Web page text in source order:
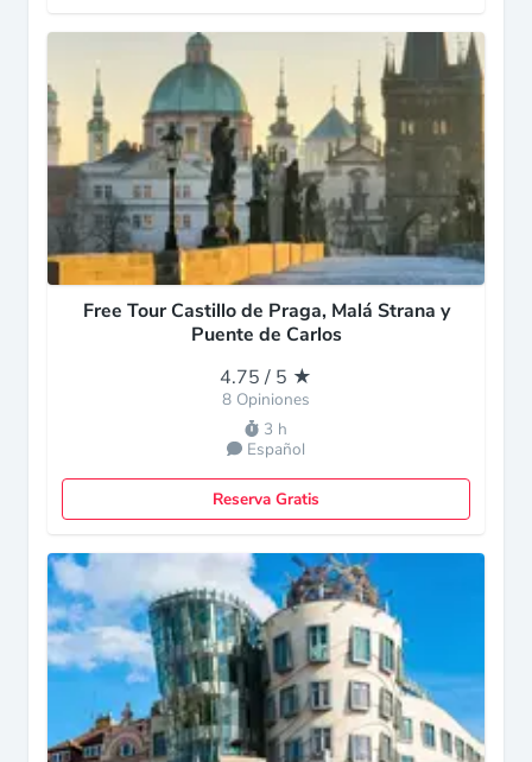
Free Tour Castillo de Praga, Malá Strana y
Puente de Carlos
4.75 / 5 ★
8 Opiniones
3 h
Español
Reserva Gratis